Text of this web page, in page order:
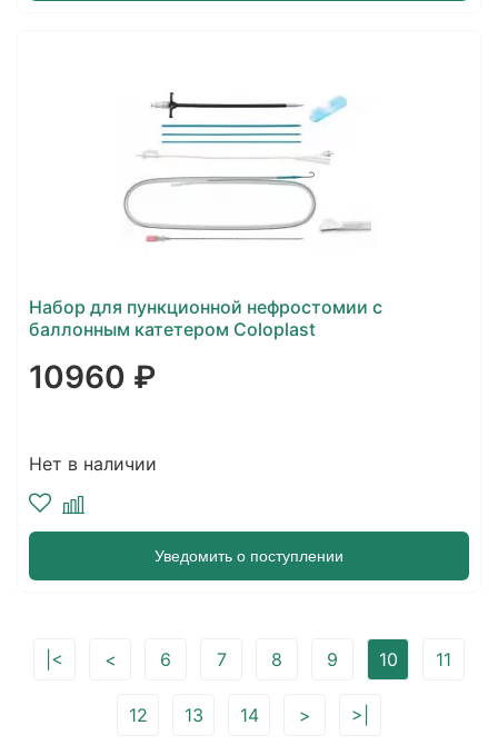
Набор для пункционной нефростомии с
баллонным катетером Coloplast
10960 ₽
Нет в наличии
Уведомить о поступлении
|< < 6 7 8 9 10 11
12 13 14 > >|